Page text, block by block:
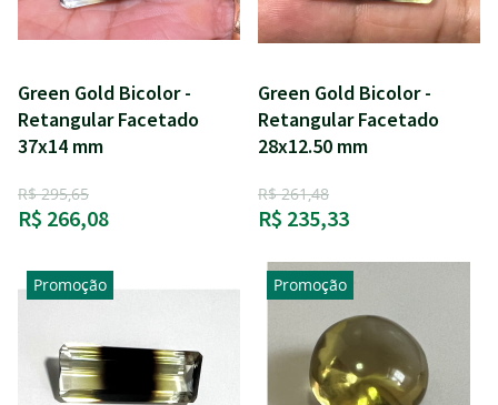
Green Gold Bicolor -
Retangular Facetado
37x14 mm
R$ 295,65
R$ 266,08
Green Gold Bicolor -
Retangular Facetado
28x12.50 mm
R$ 261,48
R$ 235,33
Promoção Promoção